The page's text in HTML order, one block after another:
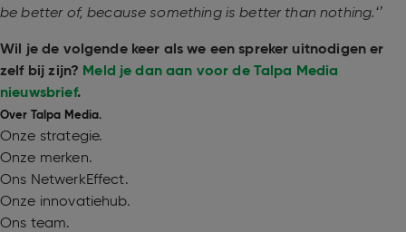
be better of, because something is better than nothing.‘’
Wil je de volgende keer als we een spreker uitnodigen er
zelf bij zijn? Meld je dan aan voor de Talpa Media
nieuwsbrief.
Over Talpa Media.
Onze strategie.
Onze merken.
Ons NetwerkEffect.
Onze innovatiehub.
Ons team.